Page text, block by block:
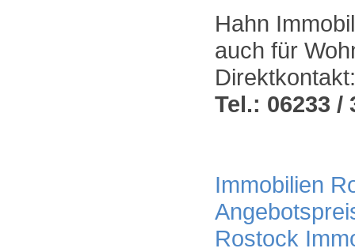
Hahn
auch für
Direktkontakt:
Tel.: 06233 /
Immobilien
Rostock